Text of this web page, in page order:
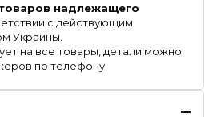
надлежащего
с действующим
Украины.
на все товары, детали можно
по телефону.